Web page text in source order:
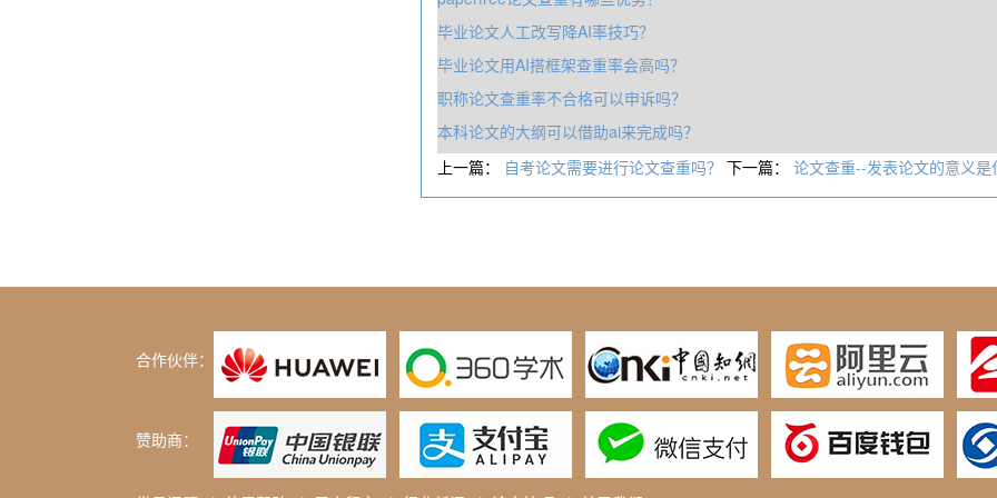
毕业论文人工改写降AI率技巧？
毕业论文用AI搭框架查重率会高吗？
职称论文查重率不合格可以申诉吗？
本科论文的大纲可以借助ai来完成吗？
上一篇： 自考论文需要进行论文查重吗？ 下一篇： 论文查重--发表论文的意义是
合作伙伴：
赞助商：